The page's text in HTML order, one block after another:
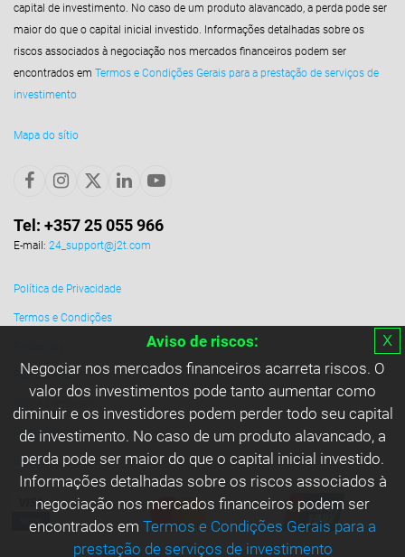
х
Aviso de riscos:
Negociar nos mercados financeiros acarreta riscos. O
valor dos investimentos pode tanto aumentar como
diminuir e os investidores podem perder todo seu capital
de investimento. No caso de um produto alavancado, a
perda pode ser maior do que o capital inicial investido.
Informações detalhadas sobre os riscos associados à
negociação nos mercados financeiros podem ser
encontrados em Termos e Condições Gerais para a
prestação de serviços de investimento
capital de investimento. No caso de um produto alavancado, a perda pode ser
maior do que o capital inicial investido. Informações detalhadas sobre os
riscos associados à negociação nos mercados financeiros podem ser
encontrados em Termos e Condições Gerais para a prestação de serviços de
investimento
Mapa do sítio
Tel: +357 25 055 966
E-mail: 24_support@j2t.com
Política de Privacidade
Termos e Condições
Política AML
Contactar-nos
Blogue